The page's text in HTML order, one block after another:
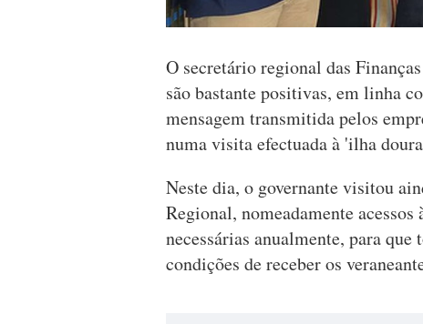
O secretário regional das
são bastante positivas, em linha
mensagem transmitida pelos
numa visita efectuada à 'ilha
Neste dia, o governante visitou
Regional, nomeadamente
necessárias anualmente, para
condições de receber os